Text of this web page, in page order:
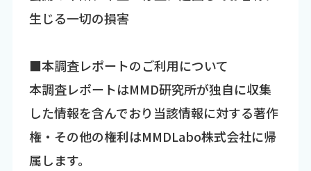
生じる一切の損害
■本調査レポートのご利用について
本調査レポートはMMD研究所が独自に収集
した情報を含んでおり当該情報に対する著作
権・その他の権利はMMDLabo株式会社に帰
属します。